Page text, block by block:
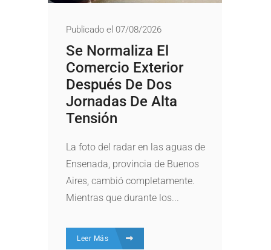
Publicado el 07/08/2026
Se Normaliza El
Comercio Exterior
Después De Dos
Jornadas De Alta
Tensión
La foto del radar en las aguas de
Ensenada, provincia de Buenos
Aires, cambió completamente.
Mientras que durante los...
Leer Más